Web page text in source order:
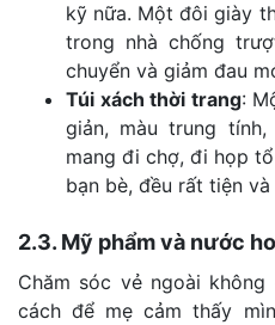
kỹ nữa. Một đôi giày
trong nhà chống
chuyển và giảm đau
Túi xách thời trang:
giản, màu trung
mang đi chợ, đi họp
bạn bè, đều rất tiện và
2.3. Mỹ phẩm và nước
Chăm sóc vẻ ngoài
cách để mẹ cảm thấy